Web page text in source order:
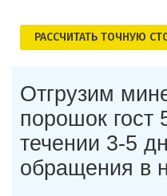
РАСCЧИТАТЬ ТОЧНУЮ
Отгрузим
порошок гост
течении 3-5
обращения в